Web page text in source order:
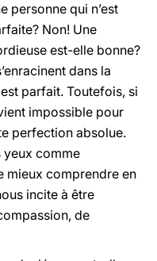
personne qui n’est
Non! Une
est-elle bonne?
dans la
parfait. Toutefois, si
impossible pour
perfection absolue.
yeux comme
mieux comprendre en
incite à être
de